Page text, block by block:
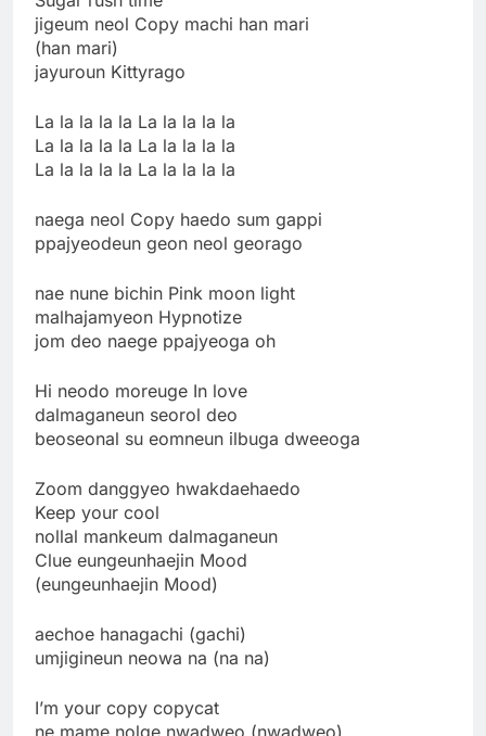
jigeum neol Copy machi han mari
(han mari)
jayuroun Kittyrago
La la la la la La la la la la
La la la la la La la la la la
La la la la la La la la la la
naega neol Copy haedo sum gappi
ppajyeodeun geon neol georago
nae nune bichin Pink moon light
malhajamyeon Hypnotize
jom deo naege ppajyeoga oh
Hi neodo moreuge In love
dalmaganeun seorol deo
beoseonal su eomneun ilbuga dweeoga
Zoom danggyeo hwakdaehaedo
Keep your cool
nollal mankeum dalmaganeun
Clue eungeunhaejin Mood
(eungeunhaejin Mood)
aechoe hanagachi (gachi)
umjigineun neowa na (na na)
I’m your copy copycat
ne mame nolge nwadweo (nwadweo)